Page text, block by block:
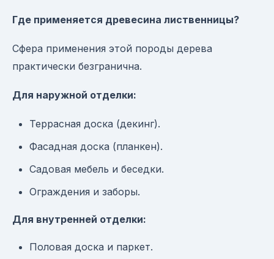
Где применяется древесина лиственницы?
Сфера применения этой породы дерева
практически безгранична.
Для наружной отделки:
Террасная доска (декинг).
Фасадная доска (планкен).
Садовая мебель и беседки.
Ограждения и заборы.
Для внутренней отделки:
Половая доска и паркет.